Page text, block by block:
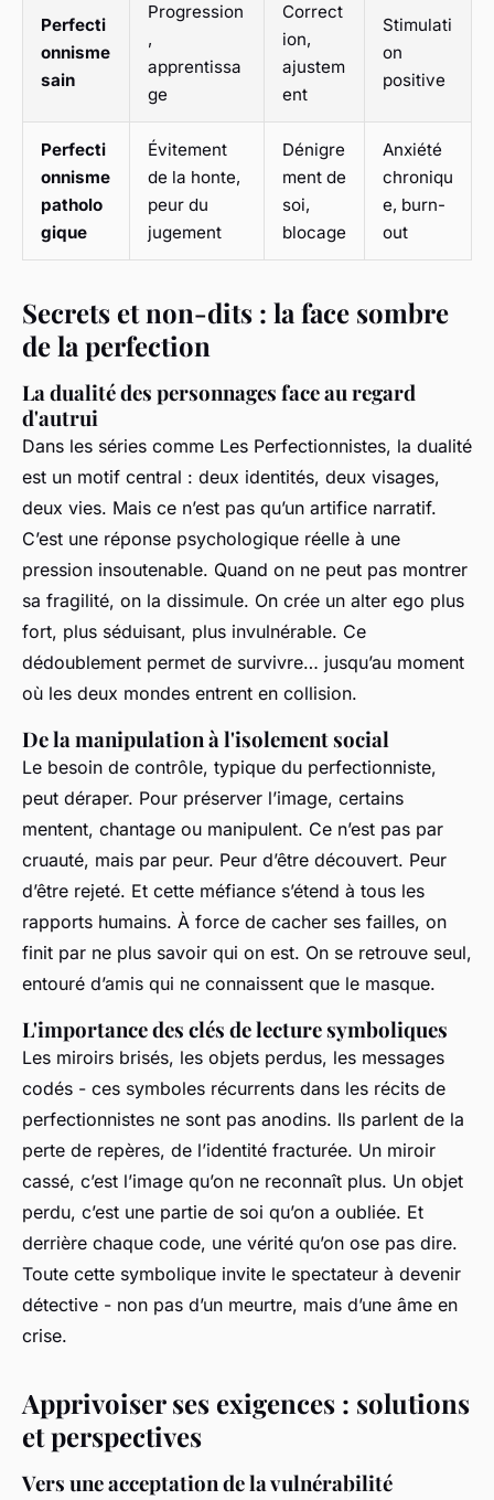
Perfecti
onnisme
sain
Progression
,
apprentissa
ge
Correct
ion,
ajustem
ent
Stimulati
on
positive
Perfecti
onnisme
patholo
gique
Évitement
de la honte,
peur du
jugement
Dénigre
ment de
soi,
blocage
Anxiété
chroniqu
e, burn-
out
Secrets et non-dits : la face sombre
de la perfection
La dualité des personnages face au regard
d'autrui
Dans les séries comme Les Perfectionnistes, la dualité
est un motif central : deux identités, deux visages,
deux vies. Mais ce n’est pas qu’un artifice narratif.
C’est une réponse psychologique réelle à une
pression insoutenable. Quand on ne peut pas montrer
sa fragilité, on la dissimule. On crée un alter ego plus
fort, plus séduisant, plus invulnérable. Ce
dédoublement permet de survivre… jusqu’au moment
où les deux mondes entrent en collision.
De la manipulation à l'isolement social
Le besoin de contrôle, typique du perfectionniste,
peut déraper. Pour préserver l’image, certains
mentent, chantage ou manipulent. Ce n’est pas par
cruauté, mais par peur. Peur d’être découvert. Peur
d’être rejeté. Et cette méfiance s’étend à tous les
rapports humains. À force de cacher ses failles, on
finit par ne plus savoir qui on est. On se retrouve seul,
entouré d’amis qui ne connaissent que le masque.
L'importance des clés de lecture symboliques
Les miroirs brisés, les objets perdus, les messages
codés - ces symboles récurrents dans les récits de
perfectionnistes ne sont pas anodins. Ils parlent de la
perte de repères, de l’identité fracturée. Un miroir
cassé, c’est l’image qu’on ne reconnaît plus. Un objet
perdu, c’est une partie de soi qu’on a oubliée. Et
derrière chaque code, une vérité qu’on ose pas dire.
Toute cette symbolique invite le spectateur à devenir
détective - non pas d’un meurtre, mais d’une âme en
crise.
Apprivoiser ses exigences : solutions
et perspectives
Vers une acceptation de la vulnérabilité